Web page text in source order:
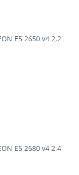
E5 2650 v4 2,2
E5 2680 v4 2,4